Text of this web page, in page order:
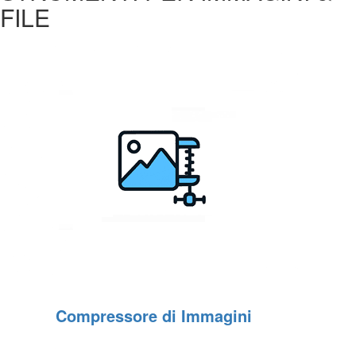
FILE
Compressore di Immagini